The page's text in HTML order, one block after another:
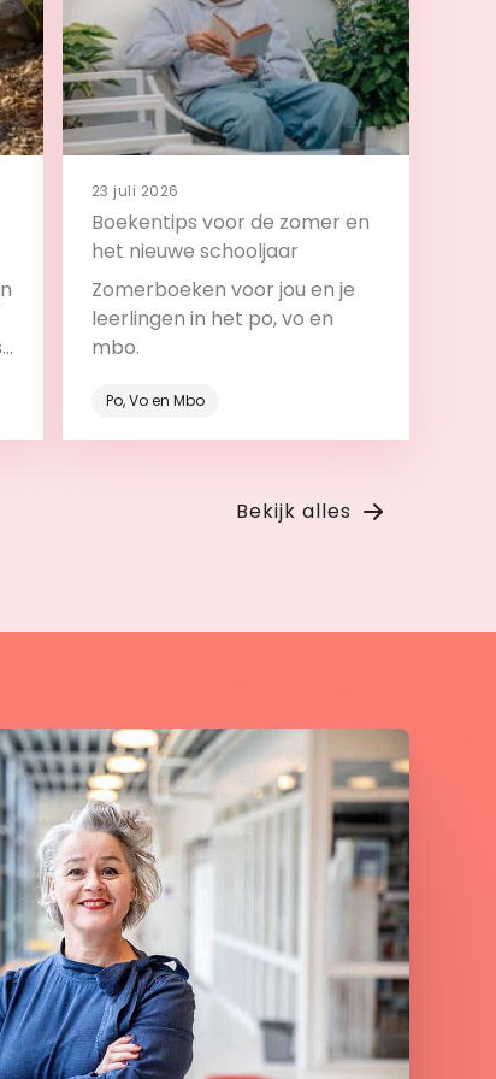
23 juli 2026
Boekentips voor de zomer en
het nieuwe schooljaar
Zomerboeken voor jou en je
leerlingen in het po, vo en
mbo.
Po, Vo en Mbo
Bekijk alles